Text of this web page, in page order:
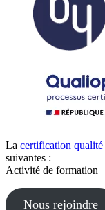
La certification qualité
suivantes :
Activité de formation
Nous rejoindre